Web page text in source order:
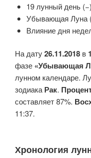
19 лунный день (−)
Убывающая Луна
Влияние дня
На дату26.11.2018 в
фазе «Убывающая
лунном календаре.
зодиакаРак.
составляет 87%.
11:37.
Хронология